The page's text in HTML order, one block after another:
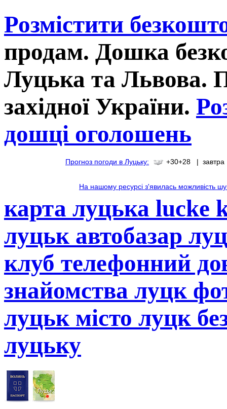
Розмістити
продам. Дошка
Луцька та Львова.
західної України.
дошці оголошень
Прогноз погоди в Луцьку: +30+28 | завтра
На нашому ресурсі з'явилась можливість
карта луцька lucke
луцьк автобазар
клуб телефонний
знайомства луцк
луцьк місто луцк
луцьку